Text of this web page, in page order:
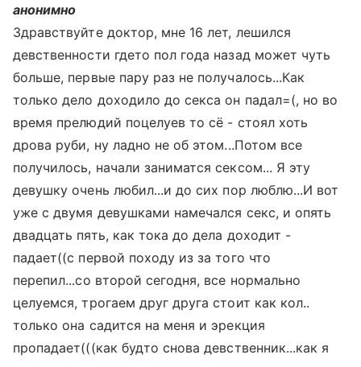
анонимно
Здравствуйте доктор, мне 16 лет, лешился
девственности гдето пол года назад может чуть
больше, первые пару раз не получалось...Как
только дело доходило до секса он падал=(, но во
время прелюдий поцелуев то сё - стоял хоть
дрова руби, ну ладно не об этом...Потом все
получилось, начали заниматся сексом... Я эту
девушку очень любил...и до сих пор люблю...И вот
уже с двумя девушками намечался секс, и опять
двадцать пять, как тока до дела доходит -
падает((с первой походу из за того что
перепил...со второй сегодня, все нормально
целуемся, трогаем друг друга стоит как кол..
только она садится на меня и эрекция
пропадает(((как будто снова девственник...как я